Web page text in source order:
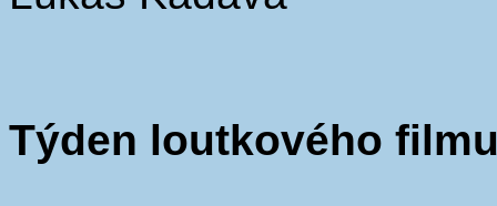
Týden loutkového